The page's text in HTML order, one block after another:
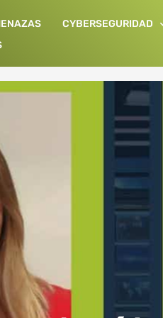
CYBERSEGURIDAD